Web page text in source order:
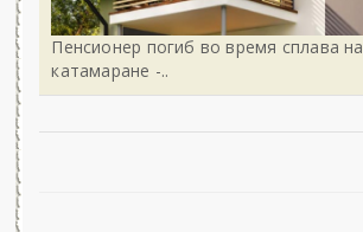
Пенсионер погиб во время сплава на
катамаране -..